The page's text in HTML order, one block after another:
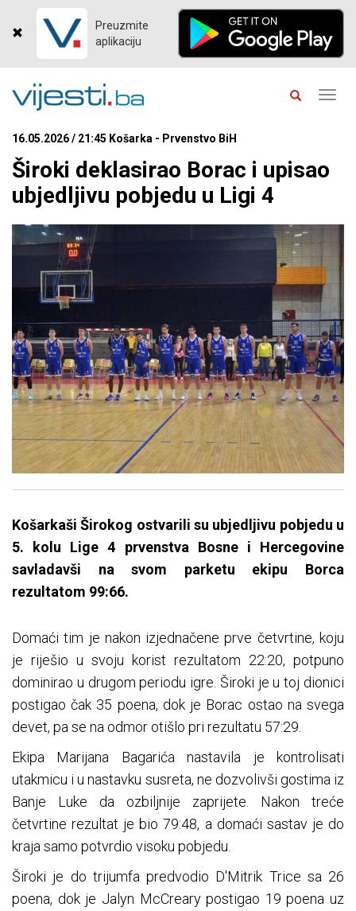
Preuzmite
aplikaciju
16.05.2026 / 21:45 Košarka - Prvenstvo BiH
Široki deklasirao Borac i upisao
ubjedljivu pobjedu u Ligi 4
Košarkaši Širokog ostvarili su ubjedljivu pobjedu u
5. kolu Lige 4 prvenstva Bosne i Hercegovine
savladavši na svom parketu ekipu Borca
rezultatom 99:66.
Domaći tim je nakon izjednačene prve četvrtine, koju
je riješio u svoju korist rezultatom 22:20, potpuno
dominirao u drugom periodu igre. Široki je u toj dionici
postigao čak 35 poena, dok je Borac ostao na svega
devet, pa se na odmor otišlo pri rezultatu 57:29.
Ekipa Marijana Bagarića nastavila je kontrolisati
utakmicu i u nastavku susreta, ne dozvolivši gostima iz
Banje Luke da ozbiljnije zaprijete. Nakon treće
četvrtine rezultat je bio 79:48, a domaći sastav je do
kraja samo potvrdio visoku pobjedu.
Široki je do trijumfa predvodio D'Mitrik Trice sa 26
poena, dok je Jalyn McCreary postigao 19 poena uz